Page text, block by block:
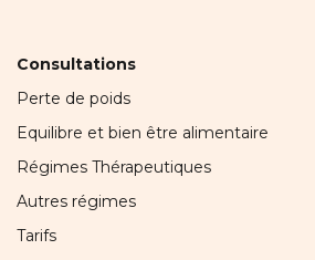
Consultations
Perte de poids
Equilibre et bien être alimentaire
Régimes Thérapeutiques
Autres régimes
Tarifs